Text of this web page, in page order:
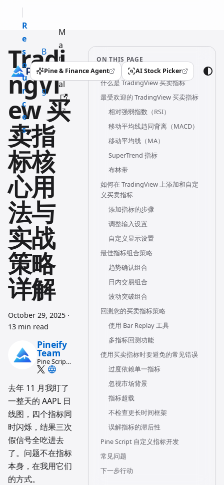
R
e
s
o
u
r
c
e
s
B
l
o
g
M
a
n
u
al
Pine & Finance Agent
(opens in a new tab) AI Stock Picker
(opens in a new tab)
Tradi
ngVi
ew 买
卖指
标核
心用
法与
实战
策略
详解
October 29, 2025 ·
13 min read
Pineify
Team
Pine Script
and AI
workflow
research
team
去年 11 月我盯了
一整天的 AAPL 日
线图，四个指标同
时闪烁，结果三次
假信号全吃进去
了。问题不在指标
本身，在我用它们
的方式。
ON THIS PAGE
什么是 TradingView 买卖指标
最受欢迎的 TradingView 买卖指标
相对强弱指数（RSI）
移动平均线趋同背离（MACD）
移动平均线（MA）
SuperTrend 指标
布林带
如何在 TradingView 上添加和自定
义买卖指标
添加指标的步骤
调整输入设置
自定义显示设置
最佳指标组合策略
趋势确认组合
日内交易组合
波动突破组合
回测您的买卖指标策略
使用 Bar Replay 工具
多指标回测功能
使用买卖指标时要避免的常见错误
过度依赖单一指标
忽视市场背景
指标超载
不检查更长时间框架
误解指标的滞后性
Pine Script 自定义指标开发
常见问题
下一步行动